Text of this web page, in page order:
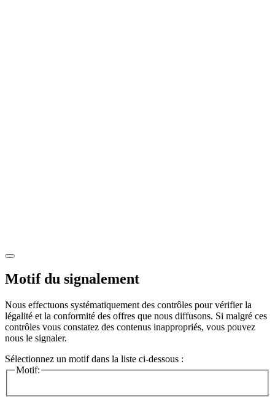
Motif du signalement
Nous effectuons systématiquement des contrôles pour vérifier la
légalité et la conformité des offres que nous diffusons. Si malgré ces
contrôles vous constatez des contenus inappropriés, vous pouvez
nous le signaler.
Sélectionnez un motif dans la liste ci-dessous :
Motif: